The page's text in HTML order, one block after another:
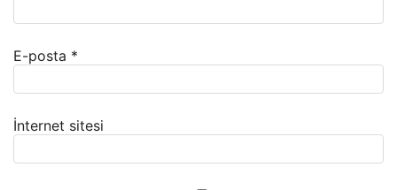
E-posta *
İnternet sitesi